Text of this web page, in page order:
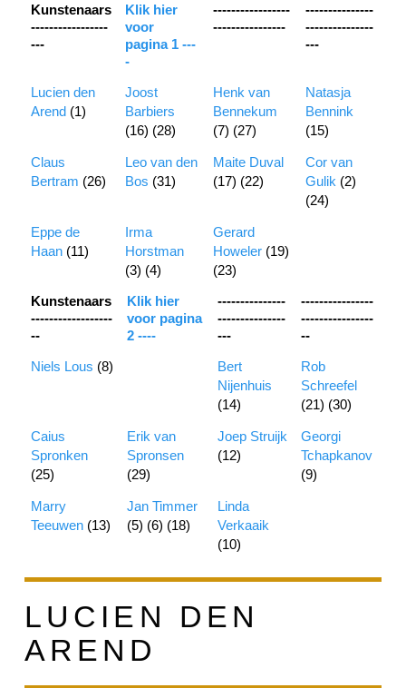
Kunstenaars
-----------------
---
Klik hier
voor
pagina 1 ---
-
-----------------
----------------
---------------
---------------
---
Lucien den
Arend (1)
Joost
Barbiers
(16) (28)
Henk van
Bennekum
(7) (27)
Natasja
Bennink
(15)
Claus
Bertram (26)
Leo van den
Bos (31)
Maite Duval
(17) (22)
Cor van
Gulik (2)
(24)
Eppe de
Haan (11)
Irma
Horstman
(3) (4)
Gerard
Howeler (19)
(23)
Kunstenaars
------------------
--
Klik hier
voor pagina
2 ----
---------------
---------------
---
----------------
----------------
--
Niels Lous (8)
Bert
Nijenhuis
(14)
Rob
Schreefel
(21) (30)
Caius
Spronken
(25)
Erik van
Spronsen
(29)
Joep Struijk
(12)
Georgi
Tchapkanov
(9)
Marry
Teeuwen (13)
Jan Timmer
(5) (6) (18)
Linda
Verkaaik
(10)
LUCIEN DEN
AREND